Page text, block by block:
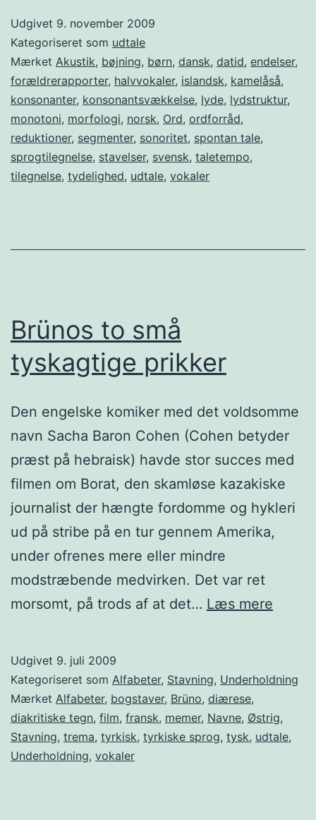
tilegne
sig
end
svensk?
Udgivet 9. november 2009
Kategoriseret som udtale
Mærket Akustik, bøjning, børn, dansk, datid, endelser,
forældrerapporter, halvvokaler, islandsk, kamelåså,
konsonanter, konsonantsvækkelse, lyde, lydstruktur,
monotoni, morfologi, norsk, Ord, ordforråd,
reduktioner, segmenter, sonoritet, spontan tale,
sprogtilegnelse, stavelser, svensk, taletempo,
tilegnelse, tydelighed, udtale, vokaler
Brünos to små
tyskagtige prikker
Den engelske komiker med det voldsomme
navn Sacha Baron Cohen (Cohen betyder
præst på hebraisk) havde stor succes med
filmen om Borat, den skamløse kazakiske
journalist der hængte fordomme og hykleri
ud på stribe på en tur gennem Amerika,
under ofrenes mere eller mindre
modstræbende medvirken. Det var ret
morsomt, på trods af at det… Læs mere
Udgivet 9. juli 2009
Kategoriseret som Alfabeter, Stavning, Underholdning
Mærket Alfabeter, bogstaver, Brüno, diærese,
diakritiske tegn, film, fransk, memer, Navne, Østrig,
Stavning, trema, tyrkisk, tyrkiske sprog, tysk, udtale,
Underholdning, vokaler